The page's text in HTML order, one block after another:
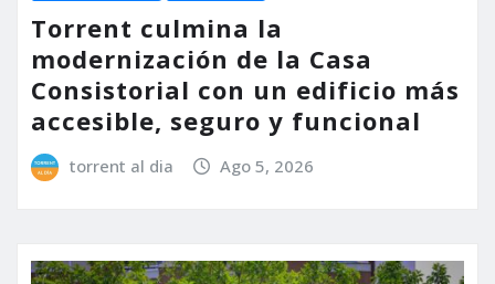
Torrent culmina la
modernización de la Casa
Consistorial con un edificio más
accesible, seguro y funcional
torrent al dia Ago 5, 2026